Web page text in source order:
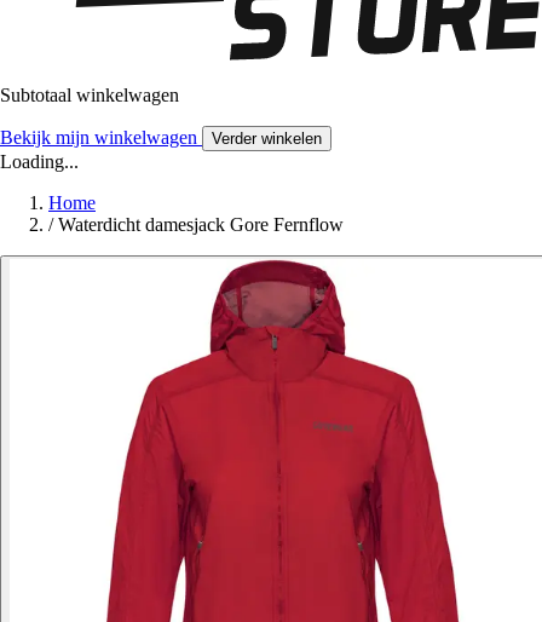
Subtotaal winkelwagen
Bekijk mijn winkelwagen Verder winkelen
Loading...
Home
/ Waterdicht damesjack Gore Fernflow